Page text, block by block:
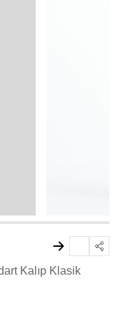
Kalıp Klasik